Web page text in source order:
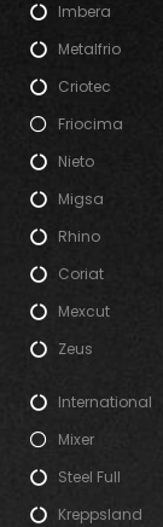
Imbera
Metalfrio
Criotec
Friocima
Nieto
Migsa
Rhino
Coriat
Mexcut
Zeus
International
Mixer
Steel Full
Kreppsland